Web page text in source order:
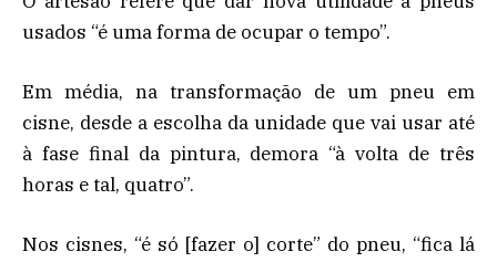
usados “é uma forma de ocupar o tempo”.
Em média, na transformação de um pneu em
cisne, desde a escolha da unidade que vai usar até
à fase final da pintura, demora “à volta de três
horas e tal, quatro”.
Nos cisnes, “é só [fazer o] corte” do pneu, “fica lá